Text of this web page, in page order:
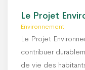
Le Projet
Environnement
Le Projet
contribuer
de vie des